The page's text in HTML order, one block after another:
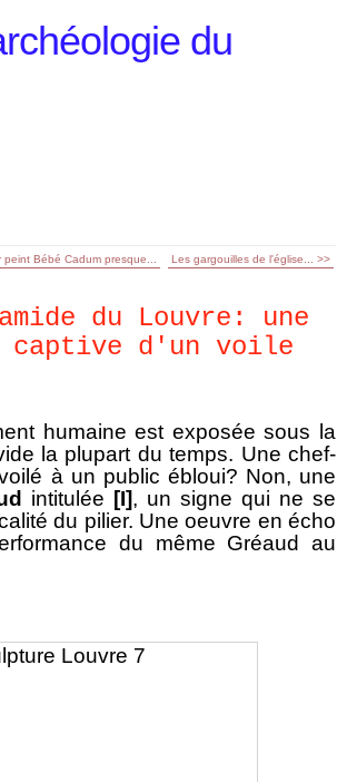
du
peint Bébé Cadum presque... Les gargouilles de l'église... >>
du Louvre: une
captive d'un voile
humaine est exposée sous la
la plupart du temps. Une chef-
à un public ébloui? Non, une
intitulée [I], un signe qui ne se
du pilier. Une oeuvre en écho
du même Gréaud au